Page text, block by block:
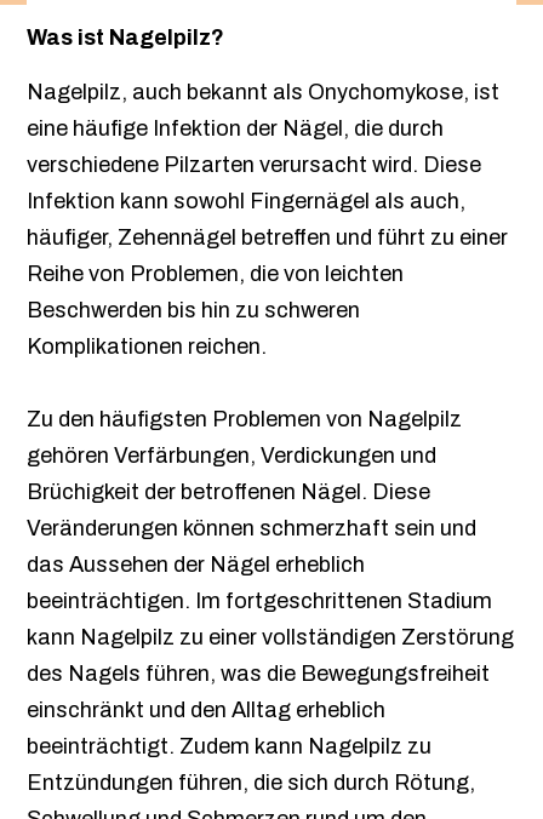
Was ist Nagelpilz?
Nagelpilz, auch bekannt als Onychomykose, ist
eine häufige Infektion der Nägel, die durch
verschiedene Pilzarten verursacht wird. Diese
Infektion kann sowohl Fingernägel als auch,
häufiger, Zehennägel betreffen und führt zu einer
Reihe von Problemen, die von leichten
Beschwerden bis hin zu schweren
Komplikationen reichen.
Zu den häufigsten Problemen von Nagelpilz
gehören Verfärbungen, Verdickungen und
Brüchigkeit der betroffenen Nägel. Diese
Veränderungen können schmerzhaft sein und
das Aussehen der Nägel erheblich
beeinträchtigen. Im fortgeschrittenen Stadium
kann Nagelpilz zu einer vollständigen Zerstörung
des Nagels führen, was die Bewegungsfreiheit
einschränkt und den Alltag erheblich
beeinträchtigt. Zudem kann Nagelpilz zu
Entzündungen führen, die sich durch Rötung,